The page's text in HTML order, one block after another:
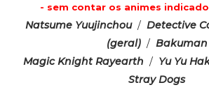
- sem contar os animes
Natsume Yuujinchou/Detective
(geral)/ Bakuman
Magic Knight Rayearth / Yu Yu
Stray Dogs